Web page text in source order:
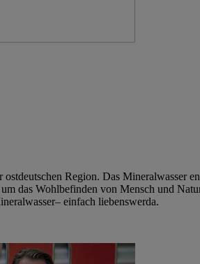
Region. Das Mineralwasser
das Wohlbefinden von Mensch und
einfach liebenswerda.